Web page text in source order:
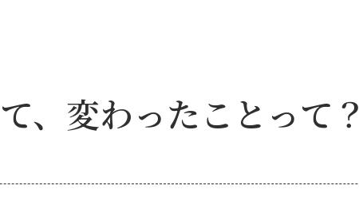
、変わったことって？